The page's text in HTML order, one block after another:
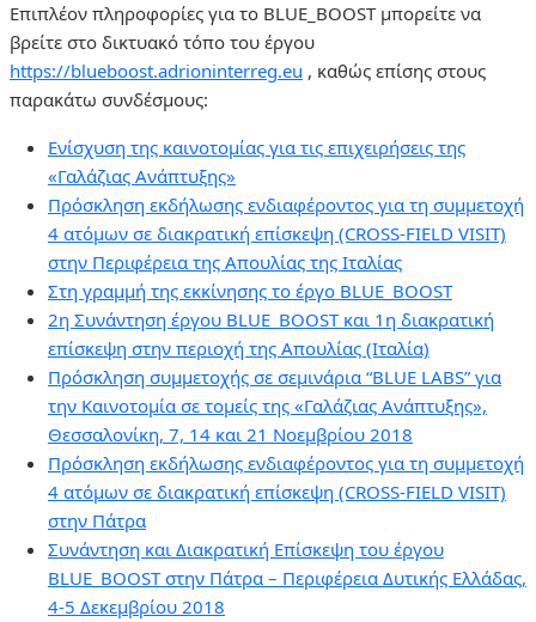
Επιπλέον πληροφορίες για το BLUE_BOOST μπορείτε να
βρείτε στο δικτυακό τόπο του έργου
https://blueboost.adrioninterreg.eu , καθώς επίσης στους
παρακάτω συνδέσμους:
Ενίσχυση της καινοτομίας για τις επιχειρήσεις της
«Γαλάζιας Ανάπτυξης»
Πρόσκληση εκδήλωσης ενδιαφέροντος για τη συμμετοχή
4 ατόμων σε διακρατική επίσκεψη (CROSS-FIELD VISIT)
στην Περιφέρεια της Απουλίας της Ιταλίας
Στη γραμμή της εκκίνησης το έργο BLUE_BOOST
2η Συνάντηση έργου ΒLUE_BOOST και 1η διακρατική
επίσκεψη στην περιοχή της Απουλίας (Ιταλία)
Πρόσκληση συμμετοχής σε σεμινάρια “BLUE LABS” για
την Καινοτομία σε τομείς της «Γαλάζιας Ανάπτυξης»,
Θεσσαλονίκη, 7, 14 και 21 Νοεμβρίου 2018
Πρόσκληση εκδήλωσης ενδιαφέροντος για τη συμμετοχή
4 ατόμων σε διακρατική επίσκεψη (CROSS-FIELD VISIT)
στην Πάτρα
Συνάντηση και Διακρατική Επίσκεψη του έργου
BLUE_BOOST στην Πάτρα – Περιφέρεια Δυτικής Ελλάδας,
4-5 Δεκεμβρίου 2018